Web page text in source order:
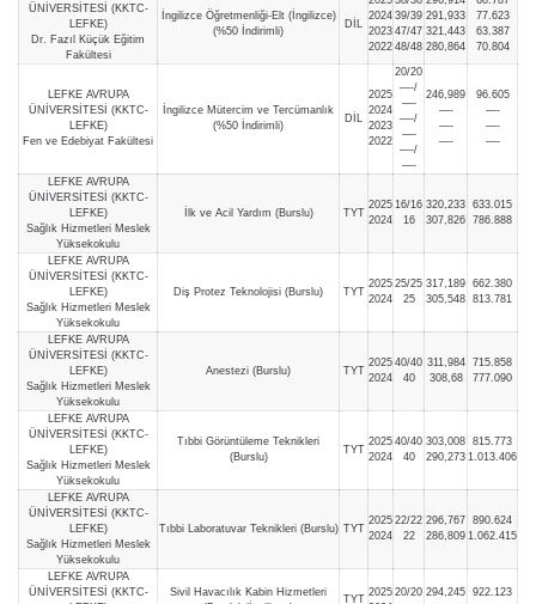
ÜNİVERSİTESİ (KKTC-
LEFKE)
Dr. Fazıl Küçük Eğitim
Fakültesi
İngilizce Öğretmenliği-Elt (İngilizce)
(%50 İndirimli)
DİL
2024
2023
2022
39/39
47/47
48/48
291,933
321,443
280,864
77.623
63.387
70.804
LEFKE AVRUPA
ÜNİVERSİTESİ (KKTC-
LEFKE)
Fen ve Edebiyat Fakültesi
İngilizce Mütercim ve Tercümanlık
(%50 İndirimli)
DİL
2025
2024
2023
2022
20/20
—-/
—-
—-/
—-
—-/
—-
246,989
—-
—-
—-
96.605
—-
—-
—-
LEFKE AVRUPA
ÜNİVERSİTESİ (KKTC-
LEFKE)
Sağlık Hizmetleri Meslek
Yüksekokulu
İlk ve Acil Yardım (Burslu) TYT
2025
2024
16/16
16
320,233
307,826
633.015
786.888
LEFKE AVRUPA
ÜNİVERSİTESİ (KKTC-
LEFKE)
Sağlık Hizmetleri Meslek
Yüksekokulu
Diş Protez Teknolojisi (Burslu) TYT
2025
2024
25/25
25
317,189
305,548
662.380
813.781
LEFKE AVRUPA
ÜNİVERSİTESİ (KKTC-
LEFKE)
Sağlık Hizmetleri Meslek
Yüksekokulu
Anestezi (Burslu) TYT
2025
2024
40/40
40
311,984
308,68
715.858
777.090
LEFKE AVRUPA
ÜNİVERSİTESİ (KKTC-
LEFKE)
Sağlık Hizmetleri Meslek
Yüksekokulu
Tıbbi Görüntüleme Teknikleri
(Burslu)
TYT
2025
2024
40/40
40
303,008
290,273
815.773
1.013.406
LEFKE AVRUPA
ÜNİVERSİTESİ (KKTC-
LEFKE)
Sağlık Hizmetleri Meslek
Yüksekokulu
Tıbbi Laboratuvar Teknikleri (Burslu) TYT
2025
2024
22/22
22
296,767
286,809
890.624
1.062.415
LEFKE AVRUPA
ÜNİVERSİTESİ (KKTC-
Sivil Havacılık Kabin Hizmetleri
TYT
2025 20/20 294,245 922.123